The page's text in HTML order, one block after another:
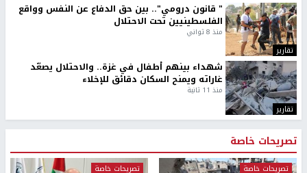
تقارير
" قانون درومي".. بين حق الدفاع عن النفس وواقع
الفلسطينيين تحت الاحتلال
منذ 8 ثواني
تقارير
شهداء بينهم أطفال في غزة.. والاحتلال يصعّد
غاراته ويمنح السكان دقائق للإخلاء
منذ 11 ثانية
تصريحات خاصة
تصريحات خاصة تصريحات خاصة